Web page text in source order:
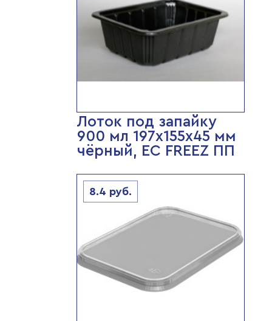
Лоток под запайку
900 мл 197х155х45 мм
чёрный, ЕС FREEZ ПП
8.4 руб.